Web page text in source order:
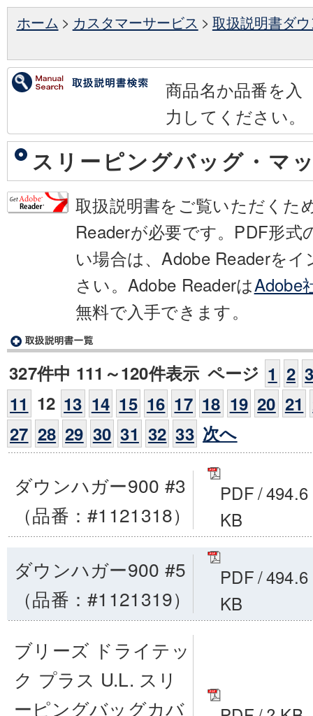
ホーム > カスタマーサービス > 取扱説明書ダ
商品名か品番を入
力してください。
スリーピングバッグ・マ
取扱説明書をご覧いただくた
Readerが必要です。PDF形
い場合は、Adobe Readerを
さい。Adobe ReaderはAdobe
無料で入手できます。
327件中 111～120件表示 ページ 1 2
11 12 13 14 15 16 17 18 19 20 21
27 28 29 30 31 32 33 次へ
ダウンハガー900 #3
（品番：#1121318）
PDF/494.6
KB
ダウンハガー900 #5
（品番：#1121319）
PDF/494.6
KB
ブリーズ ドライテッ
ク プラス U.L. スリ
ーピングバッグカバ